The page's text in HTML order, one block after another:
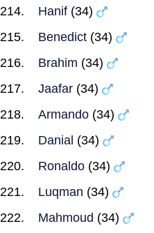
Hanif (34)
Benedict (34)
Brahim (34)
Jaafar (34)
Armando (34)
Danial (34)
Ronaldo (34)
Luqman (34)
Mahmoud (34)